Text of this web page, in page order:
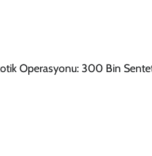
Operasyonu: 300 Bin